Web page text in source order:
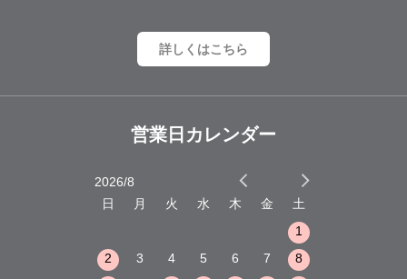
詳しくはこちら
営業日カレンダー
2026/8
日
月 火 水 木 金
土
1
2
3 4 5 6 7
8